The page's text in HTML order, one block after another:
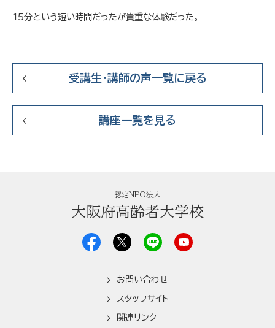
15分という短い時間だったが貴重な体験だった。
受講生・講師の声一覧に戻る
講座一覧を見る
認定NPO法人
大阪府高齢者大学校
お問い合わせ
スタッフサイト
関連リンク